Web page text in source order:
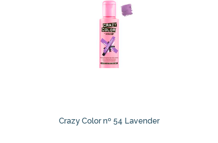
Crazy Color nº 54 Lavender